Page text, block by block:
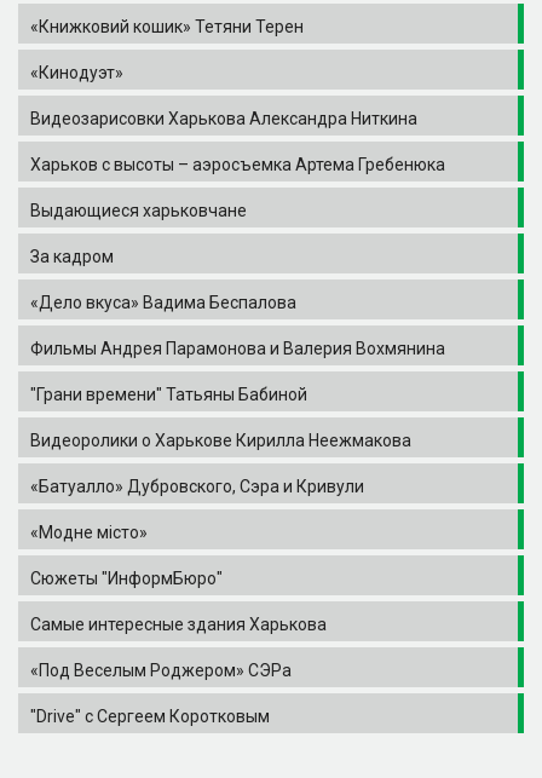
«Книжковий кошик» Тетяни Терен
«Кинодуэт»
Видеозарисовки Харькова Александра Ниткина
Харьков с высоты – аэросъемка Артема Гребенюка
Выдающиеся харьковчане
За кадром
«Дело вкуса» Вадима Беспалова
Фильмы Андрея Парамонова и Валерия Вохмянина
"Грани времени" Татьяны Бабиной
Видеоролики о Харькове Кирилла Неежмакова
«Батуалло» Дубровского, Сэра и Кривули
«Модне місто»
Сюжеты "ИнформБюро"
Самые интересные здания Харькова
«Под Веселым Роджером» СЭРа
"Drive" с Сергеем Коротковым